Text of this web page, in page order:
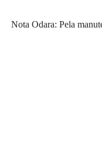
Nota Odara: Pela